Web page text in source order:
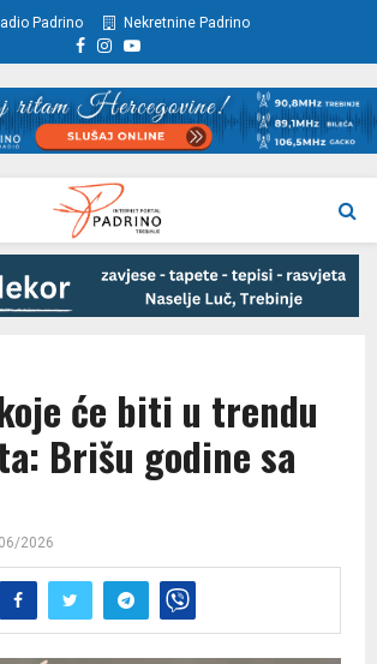
Padrino Nekretnine Padrino
Facebook
Instagram
Youtube
će biti u trendu
Brišu godine sa
2026